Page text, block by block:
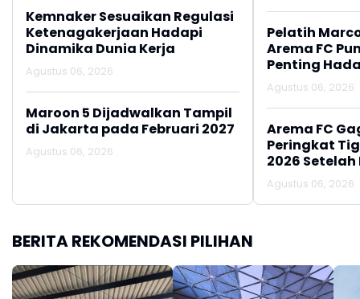
Kemnaker Sesuaikan Regulasi
Ketenagakerjaan Hadapi
Dinamika Dunia Kerja
Agustus 06, 2026
Maroon 5 Dijadwalkan Tampil
di Jakarta pada Februari 2027
Agustus 06, 2026
Pelatih
Arema FC
Penting
Agustus 06, 2026
Arema FC
Peringkat
2026
Persija
Agustus 06, 2026
BERITA REKOMENDASI PILIHAN